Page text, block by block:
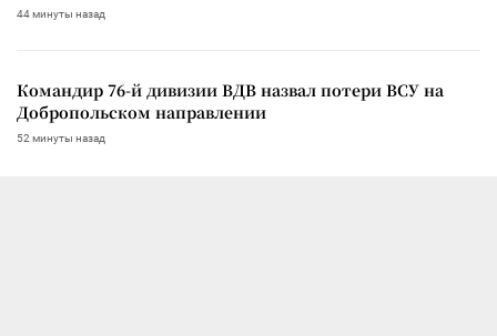
44 минуты назад
Командир 76-й дивизии ВДВ назвал потери ВСУ на
Добропольском направлении
52 минуты назад